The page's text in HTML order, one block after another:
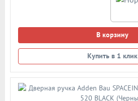
В корзину
Купить в 1 клик